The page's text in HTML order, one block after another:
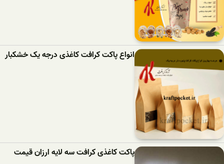
انواع پاکت کرافت کاغذی درجه یک خشکبار
پاکت کاغذی کرافت سه لایه ارزان قیمت